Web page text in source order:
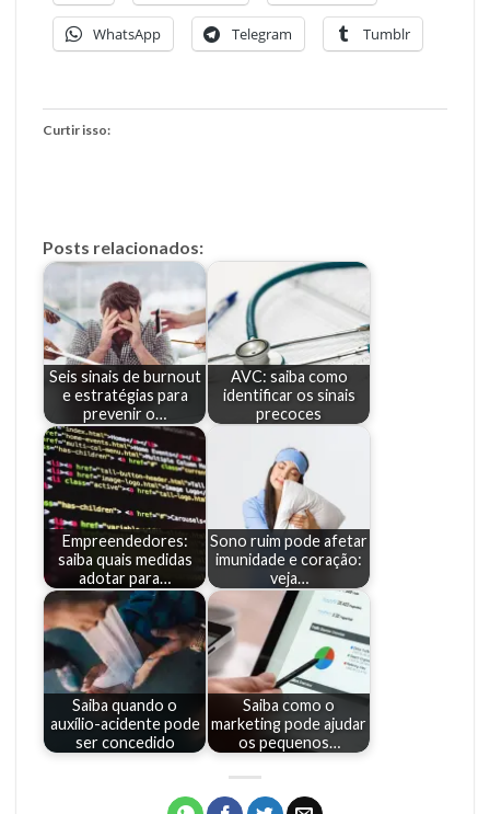
WhatsApp Telegram Tumblr
Curtir isso:
Posts relacionados:
Seis sinais de burnout
e estratégias para
prevenir o…
AVC: saiba como
identificar os sinais
precoces
Empreendedores:
saiba quais medidas
adotar para…
Sono ruim pode afetar
imunidade e coração:
veja…
Saiba quando o
auxílio-acidente pode
ser concedido
Saiba como o
marketing pode ajudar
os pequenos…